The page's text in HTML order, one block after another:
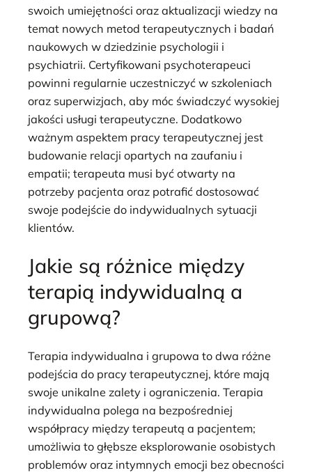
swoich umiejętności oraz aktualizacji wiedzy na
temat nowych metod terapeutycznych i badań
naukowych w dziedzinie psychologii i
psychiatrii. Certyfikowani psychoterapeuci
powinni regularnie uczestniczyć w szkoleniach
oraz superwizjach, aby móc świadczyć wysokiej
jakości usługi terapeutyczne. Dodatkowo
ważnym aspektem pracy terapeutycznej jest
budowanie relacji opartych na zaufaniu i
empatii; terapeuta musi być otwarty na
potrzeby pacjenta oraz potrafić dostosować
swoje podejście do indywidualnych sytuacji
klientów.
Jakie są różnice między
terapią indywidualną a
grupową?
Terapia indywidualna i grupowa to dwa różne
podejścia do pracy terapeutycznej, które mają
swoje unikalne zalety i ograniczenia. Terapia
indywidualna polega na bezpośredniej
współpracy między terapeutą a pacjentem;
umożliwia to głębsze eksplorowanie osobistych
problemów oraz intymnych emocji bez obecności